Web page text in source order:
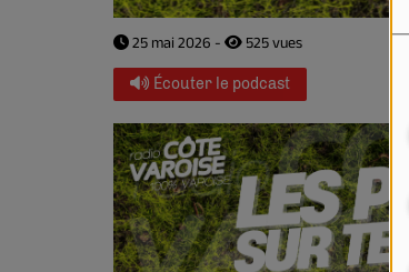
25 mai 2026 - 525 vues
Écouter le podcast